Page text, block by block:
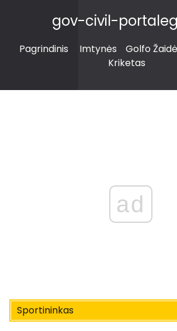
gov-civil-
Pagrindinis Imtynės Golfo
Kriketas
ad
Sportininkas